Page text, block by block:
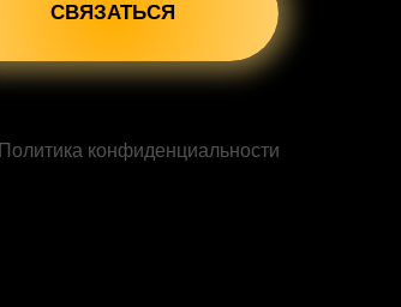
Политика конфиденциальности
СВЯЗАТЬСЯ